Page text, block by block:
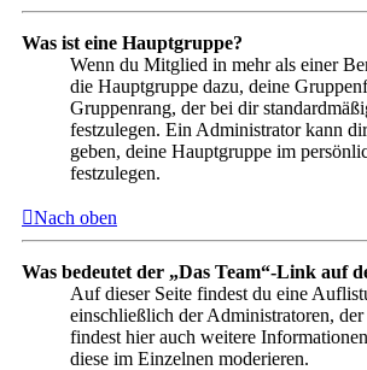
Was ist eine Hauptgruppe?
Wenn du Mitglied in mehr als einer
die Hauptgruppe dazu, deine
Gruppenrang, der bei dir
festzulegen. Ein Administrator kann
geben, deine Hauptgruppe im
festzulegen.
Nach oben
Was bedeutet der „Das Team“-Link auf
Auf dieser Seite findest du eine
einschließlich der Administratoren,
findest hier auch weitere
diese im Einzelnen moderieren.